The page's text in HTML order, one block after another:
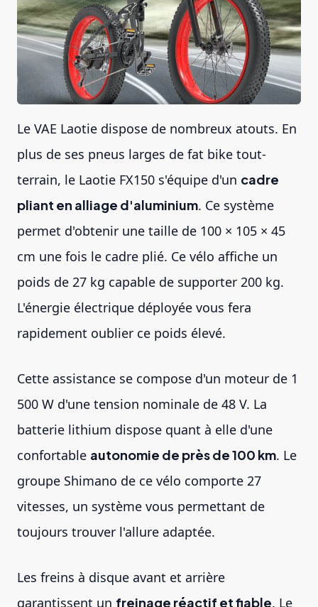
Le VAE Laotie dispose de nombreux atouts. En
plus de ses pneus larges de fat bike tout-
terrain, le Laotie FX150 s'équipe d'un cadre
pliant en alliage d'aluminium. Ce système
permet d'obtenir une taille de 100 × 105 × 45
cm une fois le cadre plié. Ce vélo affiche un
poids de 27 kg capable de supporter 200 kg.
L'énergie électrique déployée vous fera
rapidement oublier ce poids élevé.
Cette assistance se compose d'un moteur de 1
500 W d'une tension nominale de 48 V. La
batterie lithium dispose quant à elle d'une
confortable autonomie de près de 100 km. Le
groupe Shimano de ce vélo comporte 27
vitesses, un système vous permettant de
toujours trouver l'allure adaptée.
Les freins à disque avant et arrière
garantissent un freinage réactif et fiable. Le